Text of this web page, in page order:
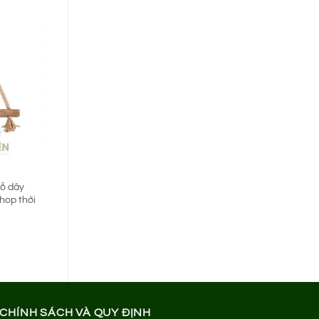
dây
thời
CHÍNH SÁCH VÀ QUY ĐỊNH